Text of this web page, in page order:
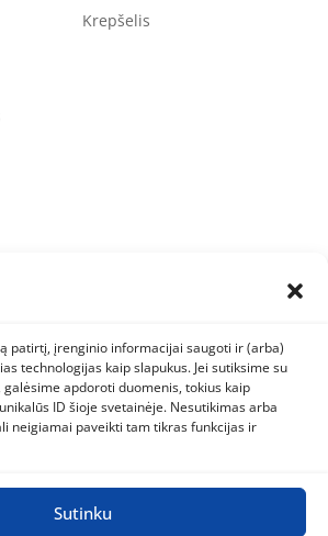
patirtį, įrenginio informacijai saugoti ir (arba)
technologijas kaip slapukus. Jei sutiksime su
apdoroti duomenis, tokius kaip
ID šioje svetainėje. Nesutikimas arba
neigiamai paveikti tam tikras funkcijas ir
Sutinku
Krepšelis
Valstybinė maisto ir veterinarijos tarnyba
Siesikų g. 19 LT-07170 Vilnius
8 800 40 403
www.vmvt.lt